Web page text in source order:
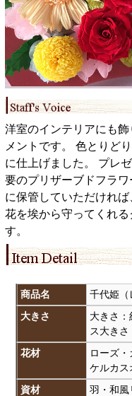
洋室のインテリアにも
メントです。 色とりど
に仕上げました。 プレ
要のプリザーブドフラ
に保管していただけれ
花を埃から守ってくれ
す。
商品名
千代姫（
大きさ
大きさ
ス大き
花材
ローズ
ケルカス
資材
羽・和風